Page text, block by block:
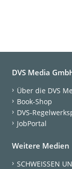
DVS Media
Über die DVS
Book-Shop
DVS-
JobPortal
Weitere Medien
SCHWEISSEN